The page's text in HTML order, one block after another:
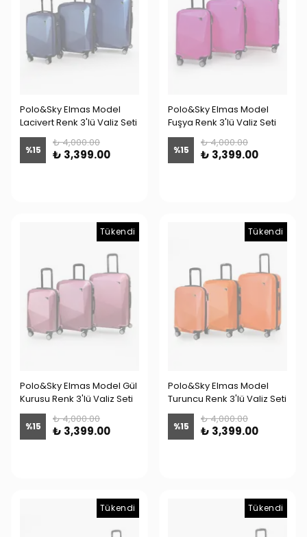
Polo&Sky Elmas Model
Lacivert Renk 3'lü Valiz Seti
%15
₺ 4,000.00
₺ 3,399.00
Polo&Sky Elmas Model
Fuşya Renk 3'lü Valiz Seti
%15
₺ 4,000.00
₺ 3,399.00
Tükendi
Polo&Sky Elmas Model Gül
Kurusu Renk 3'lü Valiz Seti
%15
₺ 4,000.00
₺ 3,399.00
Tükendi
Polo&Sky Elmas Model
Turuncu Renk 3'lü Valiz Seti
%15
₺ 4,000.00
₺ 3,399.00
Tükendi Tükendi